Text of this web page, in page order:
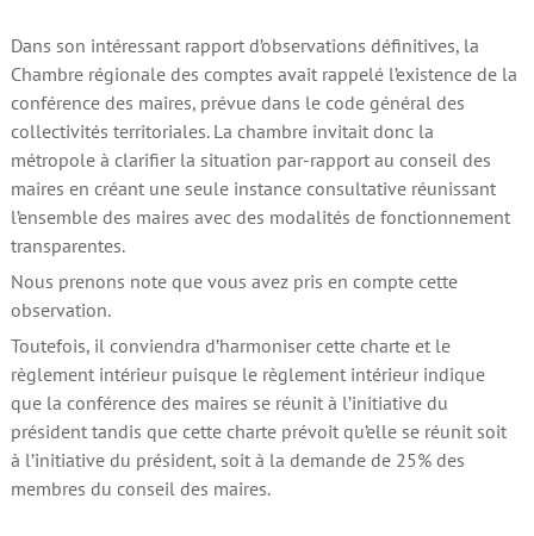
Dans son intéressant rapport d’observations définitives, la
Chambre régionale des comptes avait rappelé l’existence de la
conférence des maires, prévue dans le code général des
collectivités territoriales. La chambre invitait donc la
métropole à clarifier la situation par-rapport au conseil des
maires en créant une seule instance consultative réunissant
l’ensemble des maires avec des modalités de fonctionnement
transparentes.
Nous prenons note que vous avez pris en compte cette
observation.
Toutefois, il conviendra d’harmoniser cette charte et le
règlement intérieur puisque le règlement intérieur indique
que la conférence des maires se réunit à l’initiative du
président tandis que cette charte prévoit qu’elle se réunit soit
à l’initiative du président, soit à la demande de 25% des
membres du conseil des maires.